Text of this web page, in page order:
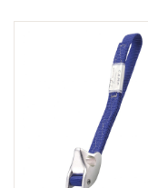
清潔 保養 維修
扣具